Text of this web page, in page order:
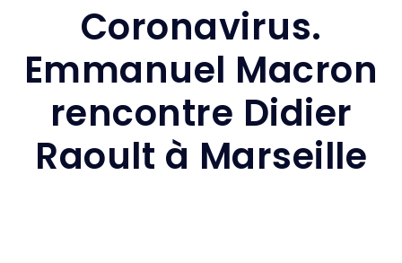
Coronavirus.
Emmanuel Macron
rencontre Didier
Raoult à Marseille